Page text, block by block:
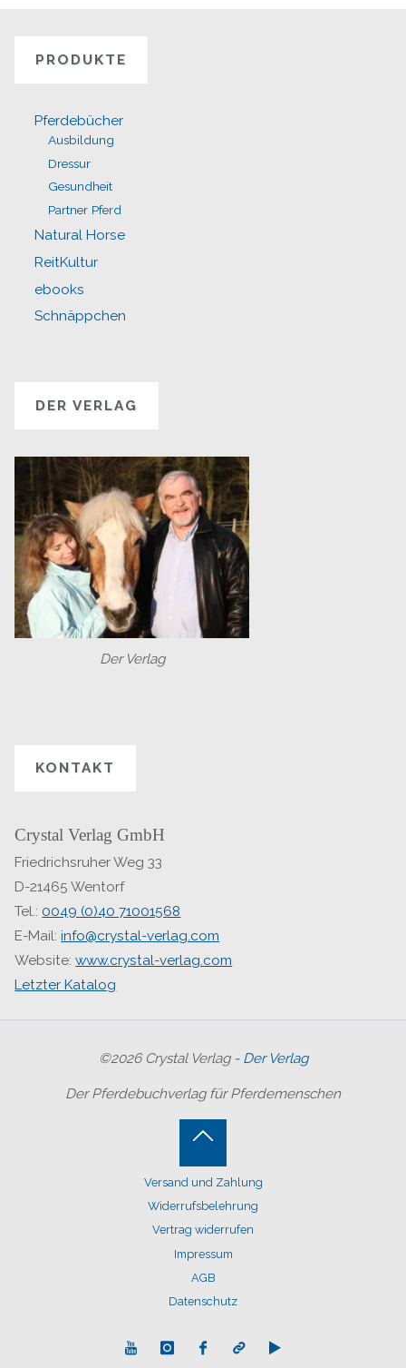
PRODUKTE
Pferdebücher
Ausbildung
Dressur
Gesundheit
Partner Pferd
Natural Horse
ReitKultur
ebooks
Schnäppchen
DER VERLAG
Der Verlag
KONTAKT
Crystal Verlag GmbH
Friedrichsruher Weg 33
D-21465 Wentorf
Tel.: 0049 (0)40 71001568
E-Mail:info@crystal-verlag.com
Website:www.crystal-verlag.com
Letzter Katalog
©2026 Crystal Verlag - Der Verlag
Der Pferdebuchverlag für Pferdemenschen
Versand und Zahlung
Widerrufsbelehrung
Vertrag widerrufen
Impressum
AGB
Datenschutz
Back
to
Top